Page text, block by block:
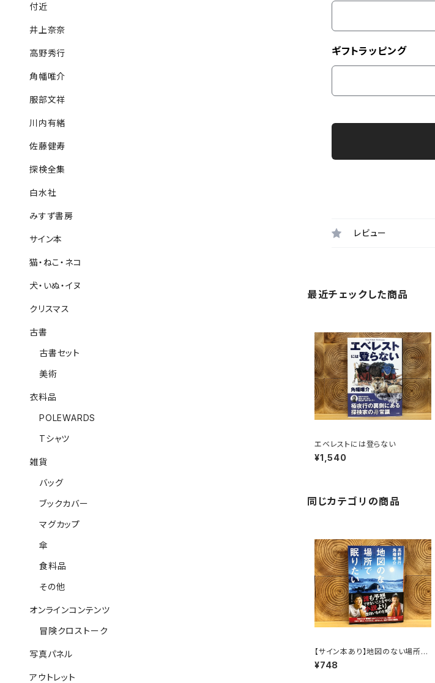
ギフトラッピング
レビュー
最近チェックした商品
エベレストには登らない
¥1,540
同じカテゴリの商品
【サイン本あり】地図のない場所で
眠りたい
¥748
付近
井上奈奈
高野秀行
角幡唯介
服部文祥
川内有緒
佐藤健寿
探検全集
白水社
みすず書房
サイン本
猫・ねこ・ネコ
犬・いぬ・イヌ
クリスマス
古書
古書セット
美術
衣料品
POLEWARDS
Tシャツ
雑貨
バッグ
ブックカバー
マグカップ
傘
食料品
その他
オンラインコンテンツ
冒険クロストーク
写真パネル
アウトレット